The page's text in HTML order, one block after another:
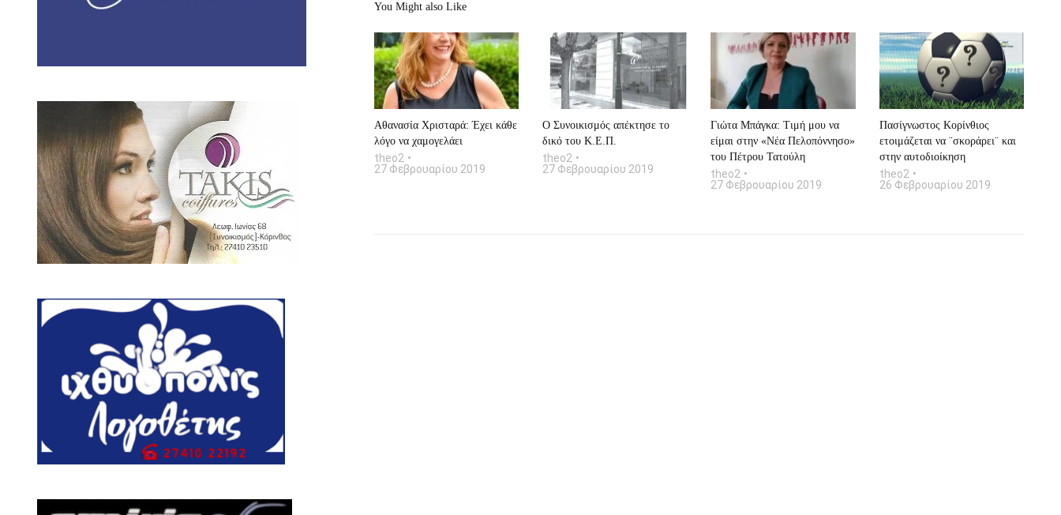
You Might also Like
Αθανασία Χρισταρά: Έχει κάθε
λόγο να χαμογελάει
theo2
27 Φεβρουαρίου 2019
O Συνοικισμός απέκτησε το
δικό του Κ.Ε.Π.
theo2
27 Φεβρουαρίου 2019
Γιώτα Μπάγκα: Tιμή μου να
είμαι στην «Νέα Πελοπόννησο»
του Πέτρου Τατούλη
theo2
27 Φεβρουαρίου 2019
Πασίγνωστος Κορίνθιος
ετοιμάζεται να ¨σκοράρει¨ και
στην αυτοδιοίκηση
theo2
26 Φεβρουαρίου 2019